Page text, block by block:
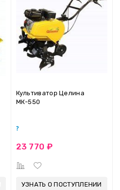
Культиватор Целина
МК-550
23 770 ₽
УЗНАТЬ О ПОСТУПЛЕНИИ